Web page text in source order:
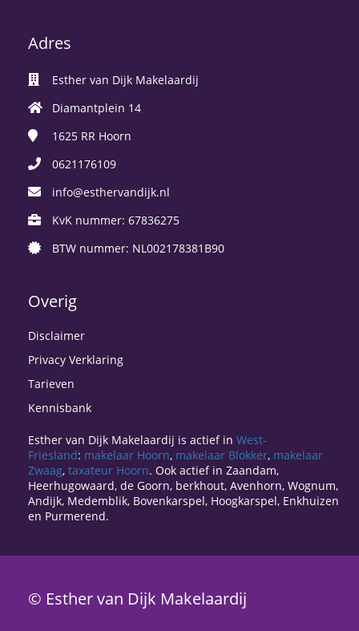
Adres
Esther van Dijk Makelaardij
Diamantplein 14
1625 RR Hoorn
0621176109
info@esthervandijk.nl
KvK nummer: 67836275
BTW nummer: NL002178381B90
Overig
Disclaimer
Privacy Verklaring
Tarieven
Kennisbank
Esther van Dijk Makelaardij is actief in West-
Friesland: makelaar Hoorn, makelaar Blokker, makelaar
Zwaag, taxateur Hoorn. Ook actief in Zaandam,
Heerhugowaard, de Goorn, berkhout, Avenhorn, Wognum,
Andijk, Medemblik, Bovenkarspel, Hoogkarspel, Enkhuizen
en Purmerend.
© Esther van Dijk Makelaardij